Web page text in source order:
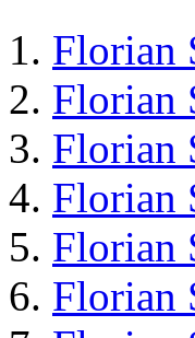
Florian
Florian
Florian
Florian
Florian
Florian